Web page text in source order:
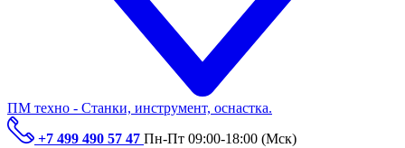
ПМ техно - Станки, инструмент, оснастка.
+7 499 490 57 47 Пн-Пт 09:00-18:00 (Мск)